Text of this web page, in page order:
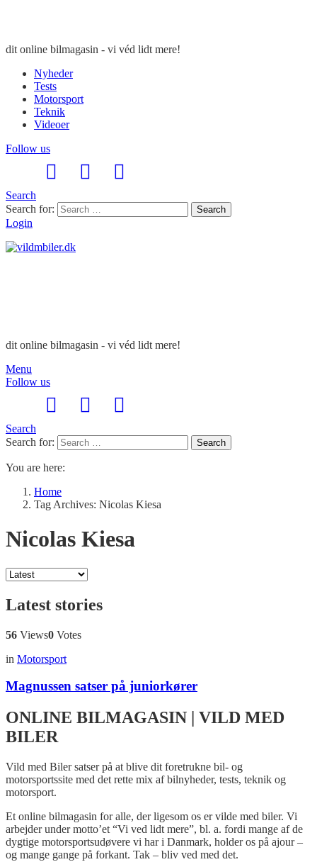
dit online bilmagasin - vi véd lidt mere!
Nyheder
Tests
Motorsport
Teknik
Videoer
Follow us
Search
Search for:
Search
Login
dit online bilmagasin - vi véd lidt mere!
Menu
Follow us
Search
Search for:
Search
You are here:
Home
Tag Archives: Nicolas Kiesa
Nicolas Kiesa
Latest stories
56 Views0 Votes
in Motorsport
Magnussen satser på juniorkører
ONLINE BILMAGASIN | VILD MED
BILER
Vild med Biler satser på at blive dit foretrukne bil- og
motorsportssite med det rette mix af bilnyheder, tests, teknik og
motorsport.
Et online bilmagasin for alle, der ligesom os er vilde med biler. Vi
arbejder under motto’et “Vi ved lidt mere”, bl. a. fordi mange af de
dygtige motorsportsudøvere vi har i Danmark, holder os på ajour –
og mange gange på forkant. Tak – bliv ved med det.